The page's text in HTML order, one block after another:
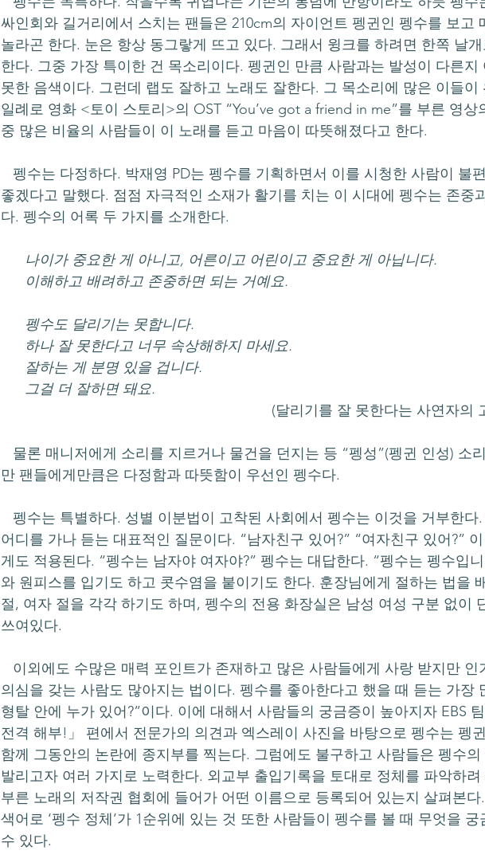
싸인회와 길거리에서 스치는 팬들은 210cm의 자이언트 펭귄인 펭수를 보고
놀라곤 한다. 눈은 항상 동그랗게 뜨고 있다. 그래서 윙크를 하려면 한쪽 날
한다. 그중 가장 특이한 건 목소리이다. 펭귄인 만큼 사람과는 발성이 다른지
못한 음색이다. 그런데 랩도 잘하고 노래도 잘한다. 그 목소리에 많은 이들이
일례로 영화 <토이 스토리>의 OST “You’ve got a friend in me”를 부른 영상
중 많은 비율의 사람들이 이 노래를 듣고 마음이 따뜻해졌다고 한다.
좋겠다고 말했다. 점점 자극적인 소재가 활기를 치는 이 시대에 펭수는 존중
다. 펭수의 어록 두 가지를 소개한다.
      나이가 중요한 게 아니고, 어른이고 어린이고 중요한 게 아닙니다.
      이해하고 배려하고 존중하면 되는 거예요.
      펭수도 달리기는 못합니다.
      하나 잘 못한다고 너무 속상해하지 마세요.
      잘하는 게 분명 있을 겁니다.
      그걸 더 잘하면 돼요.
(달리기를 잘 못한다는 사연자의
만 팬들에게만큼은 다정함과 따뜻함이 우선인 펭수다.
어디를 가나 듣는 대표적인 질문이다. “남자친구 있어?” “여자친구 있어?”
게도 적용된다. “펭수는 남자야 여자야?” 펭수는 대답한다. “펭수는 펭수입
와 원피스를 입기도 하고 콧수염을 붙이기도 한다. 훈장님에게 절하는 법을
절, 여자 절을 각각 하기도 하며, 펭수의 전용 화장실은 남성 여성 구분 없이
쓰여있다.
의심을 갖는 사람도 많아지는 법이다. 펭수를 좋아한다고 했을 때 듣는 가장
형탈 안에 누가 있어?”이다. 이에 대해서 사람들의 궁금증이 높아지자 EBS
전격 해부!」 편에서 전문가의 의견과 엑스레이 사진을 바탕으로 펭수는 펭
함께 그동안의 논란에 종지부를 찍는다. 그럼에도 불구하고 사람들은 펭수의
발리고자 여러 가지로 노력한다. 외교부 출입기록을 토대로 정체를 파악하
부른 노래의 저작권 협회에 들어가 어떤 이름으로 등록되어 있는지 살펴본
색어로 ‘펭수 정체’가 1순위에 있는 것 또한 사람들이 펭수를 볼 때 무엇을
수 있다.